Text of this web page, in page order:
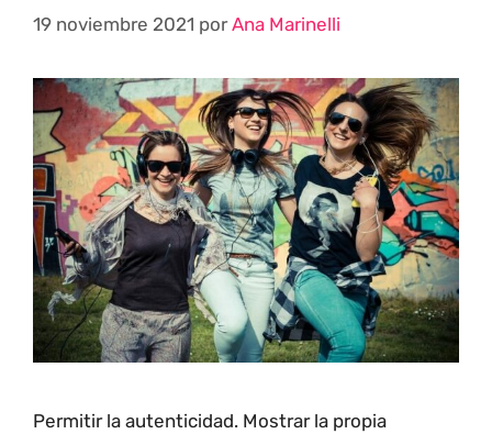
19 noviembre 2021 porAna Marinelli
Permitir la autenticidad. Mostrar la propia